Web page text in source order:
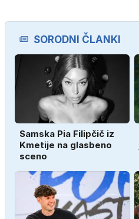
SORODNI ČLANKI
Samska Pia Filipčič iz
Kmetije na glasbeno
sceno